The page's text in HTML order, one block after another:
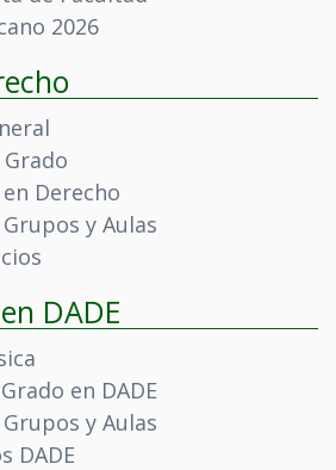
2026
Derecho
y Aulas
DADE
en DADE
y Aulas
DADE